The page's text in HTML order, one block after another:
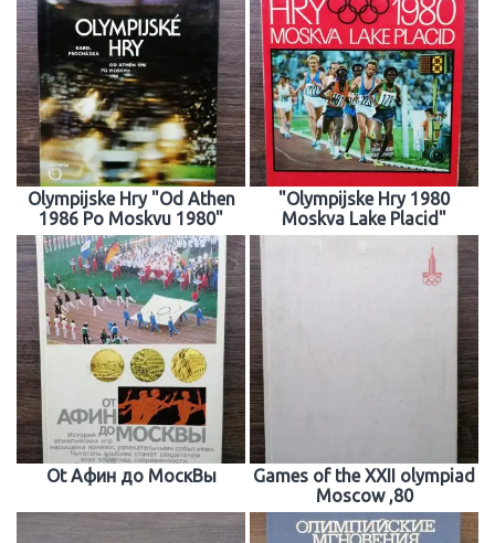
Olympijske Hry "Od Athen
1986 Po Moskvu 1980"
"Olympijske Hry 1980
Moskva Lake Placid"
Ot Афин до МоскВы
Games of the XXII olympiad
Moscow ,80